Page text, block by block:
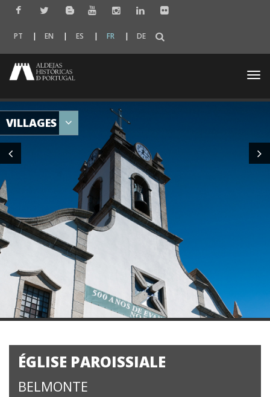
PT EN ES FR DE
VILLAGES
ÉGLISE PAROISSIALE
BELMONTE